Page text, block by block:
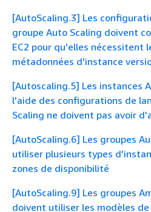
[AutoScaling.3] Les
groupe Auto Scaling doivent
EC2 pour qu'elles nécessitent
métadonnées d'instance
[Autoscaling.5] Les instances
l'aide des configurations de
Scaling ne doivent pas avoir
[AutoScaling.6] Les groupes
utiliser plusieurs types
zones de disponibilité
[AutoScaling.9] Les groupes
doivent utiliser les modèles de